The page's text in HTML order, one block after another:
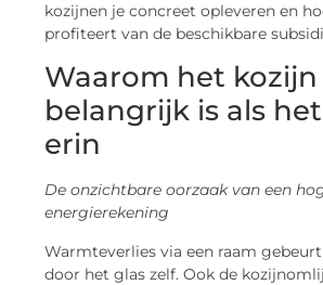
kozijnen je concreet opleveren en
profiteert van de beschikbare
Waarom het
belangrijk is als
erin
De onzichtbare oorzaak van een
energierekening
Warmteverlies via een raam
door het glas zelf. Ook de